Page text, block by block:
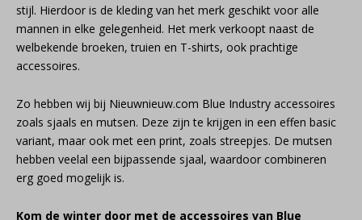
stijl. Hierdoor is de kleding van het merk geschikt voor alle
mannen in elke gelegenheid. Het merk verkoopt naast de
welbekende broeken, truien en T-shirts, ook prachtige
accessoires.
Zo hebben wij bij Nieuwnieuw.com Blue Industry accessoires
zoals sjaals en mutsen. Deze zijn te krijgen in een effen basic
variant, maar ook met een print, zoals streepjes. De mutsen
hebben veelal een bijpassende sjaal, waardoor combineren
erg goed mogelijk is.
Kom de winter door met de accessoires van Blue